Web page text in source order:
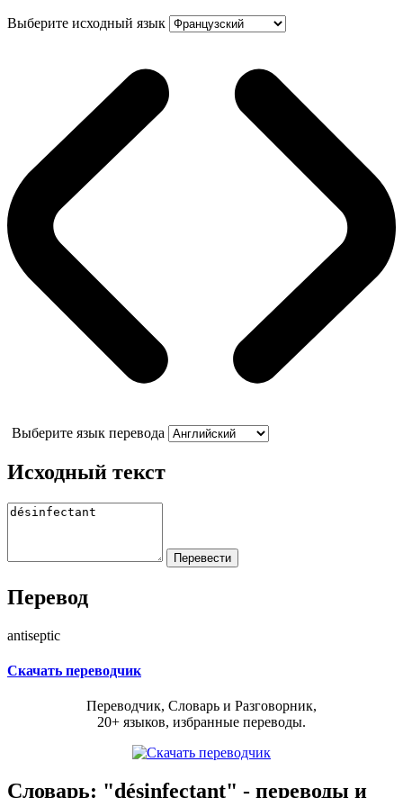
Выберите исходный язык
Выберите язык перевода
Исходный текст
Перевод
antiseptic
Скачать переводчик
Переводчик, Словарь и Разговорник,
20+ языков, избранные переводы.
Словарь: "désinfectant" - переводы и